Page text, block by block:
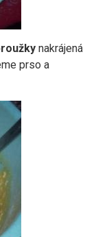
nakrájená
prso a